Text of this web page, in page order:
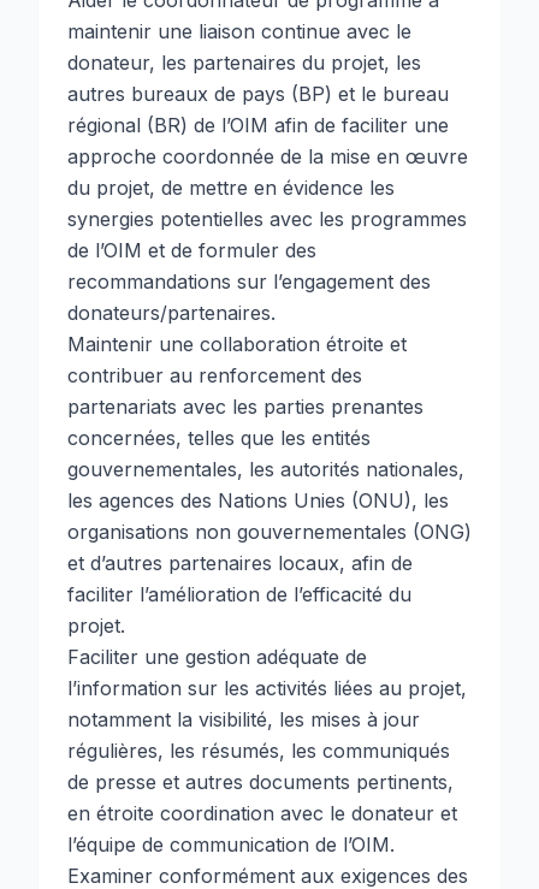
maintenir une liaison continue avec le
donateur, les partenaires du projet, les
autres bureaux de pays (BP) et le bureau
régional (BR) de l’OIM afin de faciliter une
approche coordonnée de la mise en œuvre
du projet, de mettre en évidence les
synergies potentielles avec les programmes
de l’OIM et de formuler des
recommandations sur l’engagement des
donateurs/partenaires.
Maintenir une collaboration étroite et
contribuer au renforcement des
partenariats avec les parties prenantes
concernées, telles que les entités
gouvernementales, les autorités nationales,
les agences des Nations Unies (ONU), les
organisations non gouvernementales (ONG)
et d’autres partenaires locaux, afin de
faciliter l’amélioration de l’efficacité du
projet.
Faciliter une gestion adéquate de
l’information sur les activités liées au projet,
notamment la visibilité, les mises à jour
régulières, les résumés, les communiqués
de presse et autres documents pertinents,
en étroite coordination avec le donateur et
l’équipe de communication de l’OIM.
Examiner conformément aux exigences des